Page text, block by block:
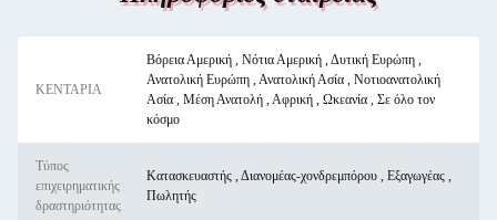
ΚΕΝΤΑΡΙΑ
Βόρεια Αμερική , Νότια Αμερική , Δυτική Ευρώπη ,
Ανατολική Ευρώπη , Ανατολική Ασία , Νοτιοανατολική
Ασία , Μέση Ανατολή , Αφρική , Ωκεανία , Σε όλο τον
κόσμο
Τύπος
επιχειρηματικής
δραστηριότητας
Κατασκευαστής , Διανομέας-χονδρεμπόρου , Εξαγωγέας ,
Πωλητής